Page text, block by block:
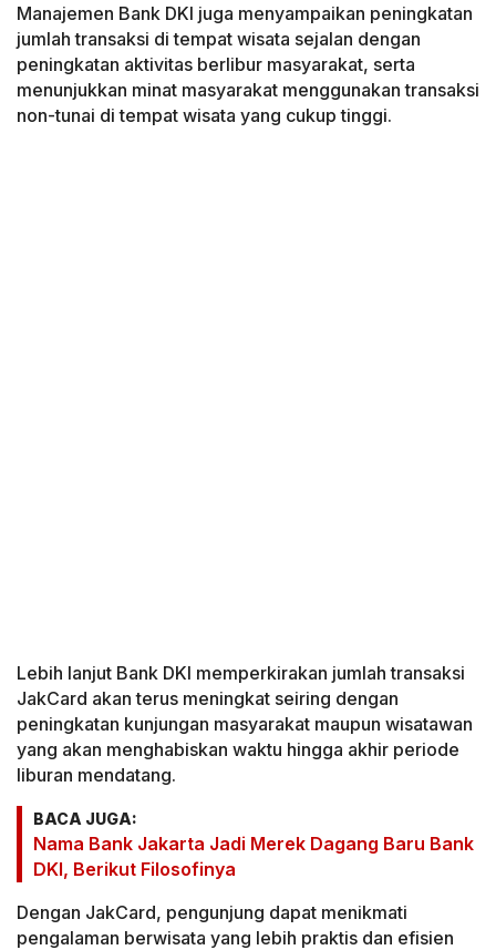
Manajemen Bank DKI juga menyampaikan peningkatan
jumlah transaksi di tempat wisata sejalan dengan
peningkatan aktivitas berlibur masyarakat, serta
menunjukkan minat masyarakat menggunakan transaksi
non-tunai di tempat wisata yang cukup tinggi.
Lebih lanjut Bank DKI memperkirakan jumlah transaksi
JakCard akan terus meningkat seiring dengan
peningkatan kunjungan masyarakat maupun wisatawan
yang akan menghabiskan waktu hingga akhir periode
liburan mendatang.
BACA JUGA:
Nama Bank Jakarta Jadi Merek Dagang Baru Bank
DKI, Berikut Filosofinya
Dengan JakCard, pengunjung dapat menikmati
pengalaman berwisata yang lebih praktis dan efisien